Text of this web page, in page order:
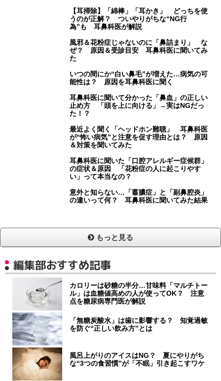
【耳掃除】「綿棒」「耳かき」 どっちを使
うのが正解？ ついやりがちな“NG行
為”も 耳鼻科医が解説
風邪＆花粉症じゃないのに「鼻詰まり」 な
ぜ？ 原因＆受診目安 耳鼻科医に聞いてみ
た
いつの間にか“白い鼻毛”が増えた…病気の可
能性は？ 原因を耳鼻科医に聞く
耳鼻科医に聞いて分かった「鼻血」の正しい
止め方 「頭を上に向ける」→実はNGだっ
た！？
最近よく聞く「ヘッドホン難聴」 耳鼻科医
が“怖い病気”と注意を促す理由とは？ 原因
＆対策を聞いてみた
耳鼻科医に聞いた「口腔アレルギー症候群」
の症状＆原因 「花粉症の人に起こりやす
い」って本当なの？
意外と知らない…「蓄膿症」と「副鼻腔炎」
の違いって何？ 耳鼻科医に聞いてみた結果
もっと見る
編集部おすすめ記事
カロリーは砂糖の半分…甘味料「マルチトー
ル」は血糖値高めの人が使ってOK？ 注意
点を糖尿病専門医が解説
「無糖炭酸水」は歯に影響する？ 知覚過敏
を防ぐ“正しい飲み方”とは
風呂上がりのアイスはNG？ 夏にやりがち
な“3つの食習慣”が「不眠」引き起こすワケ